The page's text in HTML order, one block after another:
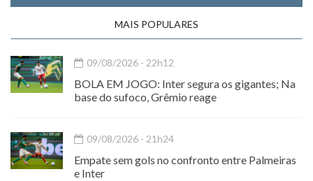
MAIS POPULARES
09/08/2026 - 22h12
BOLA EM JOGO: Inter segura os gigantes; Na
base do sufoco, Grêmio reage
09/08/2026 - 21h24
Empate sem gols no confronto entre Palmeiras
e Inter